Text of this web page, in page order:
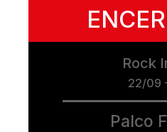
Rock
22/09
Palco